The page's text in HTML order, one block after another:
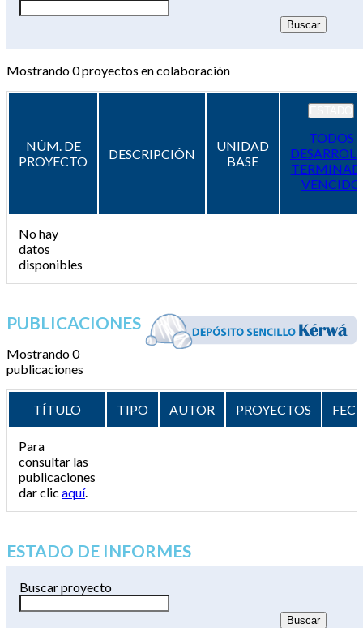
Mostrando0proyectos en colaboración
NÚM. DE
PROYECTO
DESCRIPCIÓN
UNIDAD
BASE
TODOS
VENCIDO
No hay
datos
disponibles
PUBLICACIONES
Mostrando 0
publicaciones
TÍTULO TIPO AUTOR PROYECTOS
Para
consultar las
publicaciones
dar clic aquí.
ESTADO DE INFORMES
Buscar proyecto